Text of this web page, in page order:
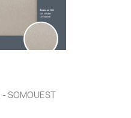
SOMOUEST